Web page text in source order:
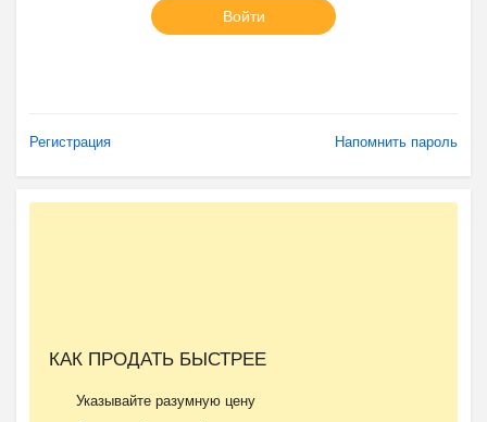
Войти
Регистрация Напомнить пароль
КАК ПРОДАТЬ БЫСТРЕЕ
Указывайте разумную цену